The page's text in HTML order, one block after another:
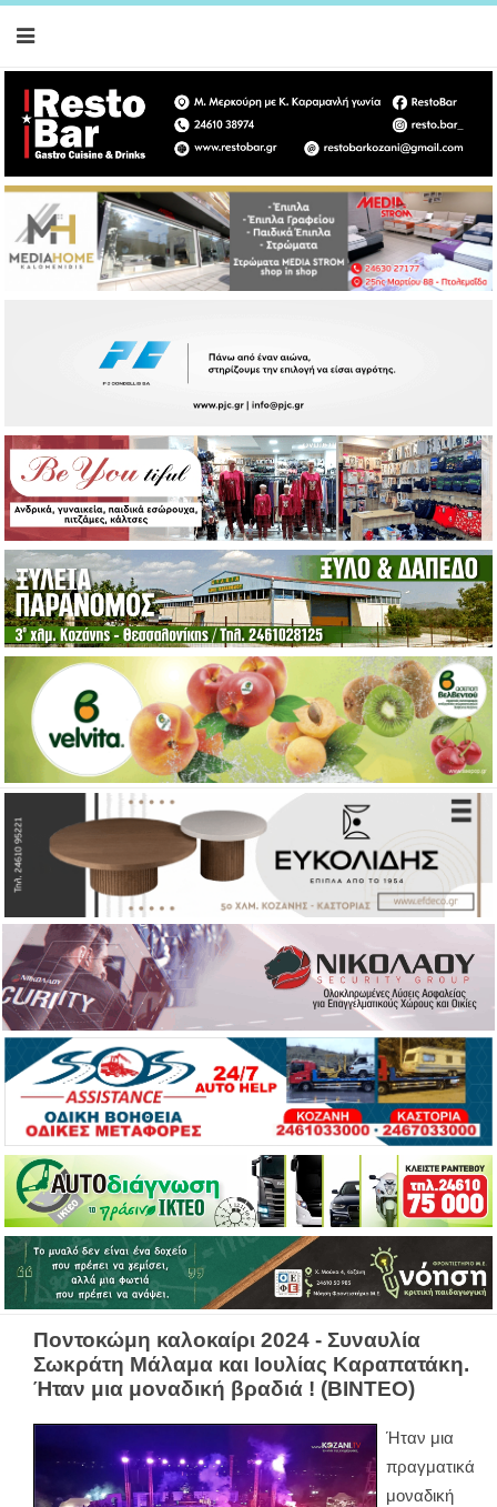
Ποντοκώμη καλοκαίρι 2024 - Συναυλία
Σωκράτη Μάλαμα και Ιουλίας Καραπατάκη.
Ήταν μια μοναδική βραδιά ! (ΒΙΝΤΕΟ)
Ήταν μια
πραγματικά
μοναδική